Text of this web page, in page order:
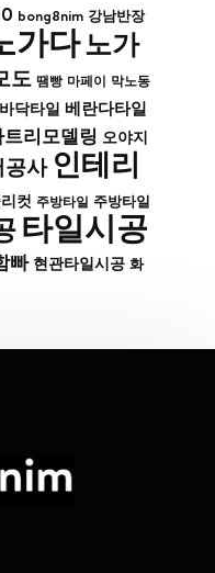
bong8nim 강남반장
가다노가
도 땜빵 마페이 막노동
바닥타일 베란다타일
리모델링 오야지
공사 인테리
컷 주방타일 주방타일
타일시공
빠 현관타일시공 화